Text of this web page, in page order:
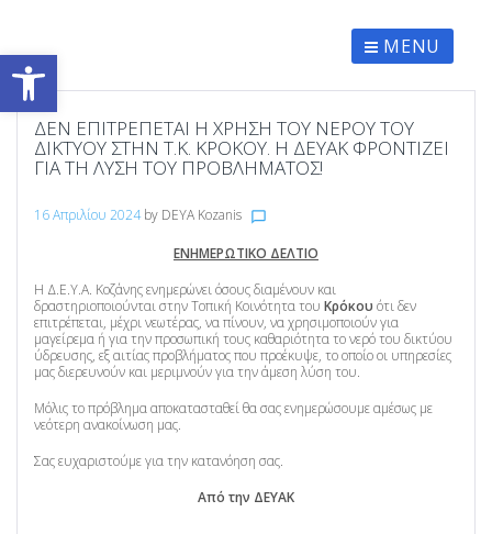
Ανοίξτε τη γραμμή εργαλείων MENU
ΔΕΝ ΕΠΙΤΡΈΠΕΤΑΙ Η ΧΡΉΣΗ ΤΟΥ ΝΕΡΟΎ ΤΟΥ
ΔΙΚΤΎΟΥ ΣΤΗΝ Τ.Κ. ΚΡΌΚΟΥ. Η ΔΕΥΑΚ ΦΡΟΝΤΊΖΕΙ
ΓΙΑ ΤΗ ΛΎΣΗ ΤΟΥ ΠΡΟΒΛΉΜΑΤΟΣ!
16 Απριλίου 2024 by DEYA Kozanis chat_bubble_outline
ΕΝΗΜΕΡΩΤΙΚΟ ΔΕΛΤΙΟ
Η Δ.Ε.Υ.Α. Κοζάνης ενημερώνει όσους διαμένουν και
δραστηριοποιούνται στην Τοπική Κοινότητα του Κρόκου ότι δεν
επιτρέπεται, μέχρι νεωτέρας, να πίνουν, να χρησιμοποιούν για
μαγείρεμα ή για την προσωπική τους καθαριότητα το νερό του δικτύου
ύδρευσης, εξ αιτίας προβλήματος που προέκυψε, το οποίο οι υπηρεσίες
μας διερευνούν και μεριμνούν για την άμεση λύση του.
Μόλις το πρόβλημα αποκατασταθεί θα σας ενημερώσουμε αμέσως με
νεότερη ανακοίνωση μας.
Σας ευχαριστούμε για την κατανόηση σας.
Από την ΔΕΥΑΚ